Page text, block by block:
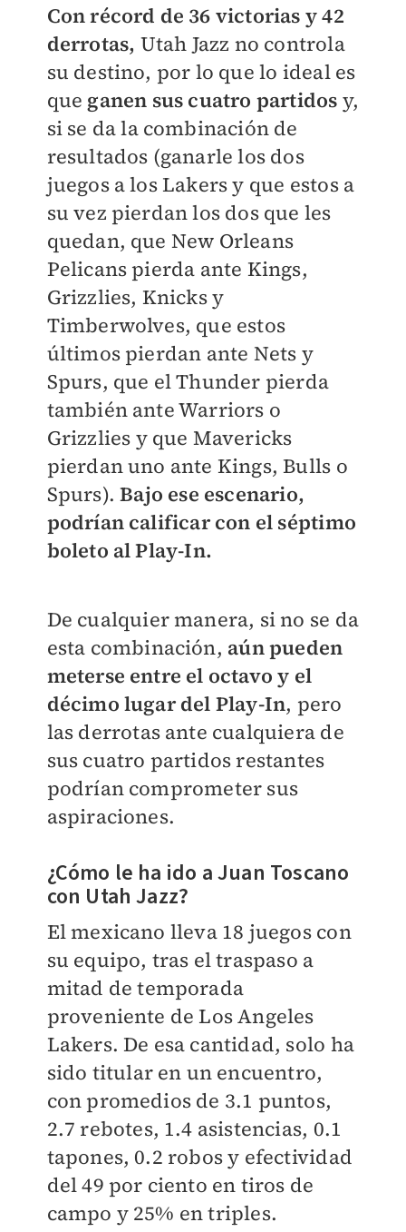
Con récord de 36 victorias y 42
derrotas, Utah Jazz no controla
su destino, por lo que lo ideal es
que ganen sus cuatro partidos y,
si se da la combinación de
resultados (ganarle los dos
juegos a los Lakers y que estos a
su vez pierdan los dos que les
quedan, que New Orleans
Pelicans pierda ante Kings,
Grizzlies, Knicks y
Timberwolves, que estos
últimos pierdan ante Nets y
Spurs, que el Thunder pierda
también ante Warriors o
Grizzlies y que Mavericks
pierdan uno ante Kings, Bulls o
Spurs).Bajo ese escenario,
podrían calificar con el séptimo
boleto al Play-In.
De cualquier manera, si no se da
esta combinación, aún pueden
meterse entre el octavo y el
décimo lugar del Play-In, pero
las derrotas ante cualquiera de
sus cuatro partidos restantes
podrían comprometer sus
aspiraciones.
¿Cómo le ha ido a Juan Toscano
con Utah Jazz?
El mexicano lleva 18 juegos con
su equipo, tras el traspaso a
mitad de temporada
proveniente de Los Angeles
Lakers. De esa cantidad, solo ha
sido titular en un encuentro,
con promedios de 3.1 puntos,
2.7 rebotes, 1.4 asistencias, 0.1
tapones, 0.2 robos y efectividad
del 49 por ciento en tiros de
campo y 25% en triples.